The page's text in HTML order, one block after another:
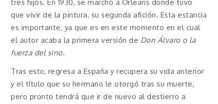
tres hijos. En 1930, se marchó a Orleans donde tuvo
que vivir de la pintura, su segunda afición. Esta estancia
es importante, ya que es en este momento en el cual
el autor acaba la primera versión de Don Álvaro o la
fuerza del sino.
Tras esto, regresa a España y recupera su vida anterior
y el título que su hermano le otorgó tras su muerte,
pero pronto tendrá que ir de nuevo al destierro a